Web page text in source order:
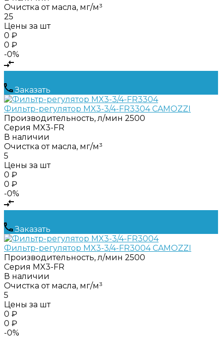
Очистка от масла, мг/м³
25
Цены за шт
0 ₽
0 ₽
-0%
Заказать
Фильтр-регулятор MX3-3/4-FR3304 CAMOZZI
Производительность, л/мин 2500
Серия MX3-FR
В наличии
Очистка от масла, мг/м³
5
Цены за шт
0 ₽
0 ₽
-0%
Заказать
Фильтр-регулятор MX3-3/4-FR3004 CAMOZZI
Производительность, л/мин 2500
Серия MX3-FR
В наличии
Очистка от масла, мг/м³
5
Цены за шт
0 ₽
0 ₽
-0%